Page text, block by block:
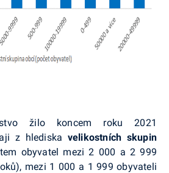
žilo koncem roku 2021
z hlediska velikostních skupin
obyvatel mezi 2 000 a 2 999
mezi 1 000 a 1 999 obyvateli